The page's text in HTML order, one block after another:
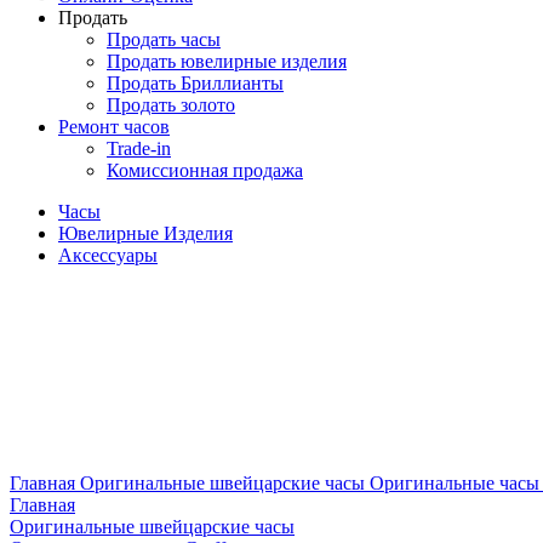
Продать
Продать часы
Продать ювелирные изделия
Продать Бриллианты
Продать золото
Ремонт часов
Trade-in
Комиссионная продажа
Часы
Ювелирные Изделия
Аксессуары
Главная Оригинальные швейцарские часы Оригинальные
Главная
Оригинальные швейцарские часы